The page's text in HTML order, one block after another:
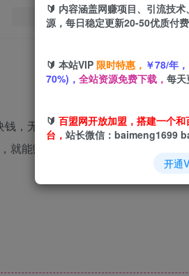
，无上限多劳多得,随时随地可以
能赚5元；100条就是50元，以此
🔰 内容涵盖网赚项目、引流技
源，每日稳定更新20-50优质付
🔰 本站VIP 限时特惠， ￥78/年
70%)， 全站资源免费下载， 每天
🔰 百盟网开放加盟，搭建一个
台， 站长微信：baimeng1699
开通